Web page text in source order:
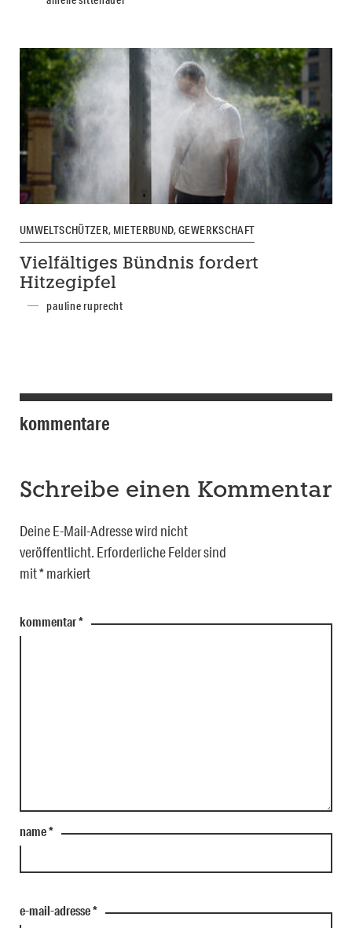
UMWELTSCHÜTZER, MIETERBUND, GEWERKSCHAFT
Vielfältiges Bündnis fordert
Hitzegipfel
pauline ruprecht
kommentare
Schreibe einen Kommentar
Deine E-Mail-Adresse wird nicht
veröffentlicht. Erforderliche Felder sind
mit*markiert
kommentar*
name*
e-mail-adresse*